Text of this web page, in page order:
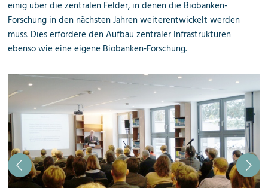
einig über die zentralen Felder, in denen die Biobanken-
Forschung in den nächsten Jahren weiterentwickelt werden
muss. Dies erfordere den Aufbau zentraler Infrastrukturen
ebenso wie eine eigene Biobanken-Forschung.